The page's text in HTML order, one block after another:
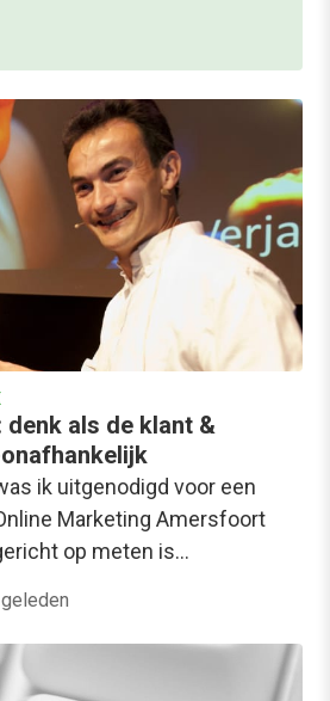
als de klant &
ik uitgenodigd voor een
Marketing Amersfoort
op meten is…